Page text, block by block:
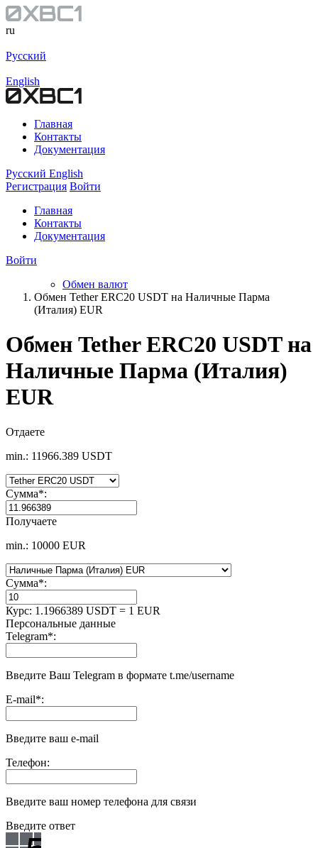
ru
Русский
English
Главная
Контакты
Документация
Русский English
Регистрация Войти
Главная
Контакты
Документация
Войти
Обмен валют
Обмен Tether ERC20 USDT на Наличные Парма
(Италия) EUR
Обмен Tether ERC20 USDT на
Наличные Парма (Италия)
EUR
Отдаете
min.: 11966.389 USDT
Сумма*:
Получаете
min.: 10000 EUR
Сумма*:
Курс: 1.1966389 USDT = 1 EUR
Персональные данные
Telegram*:
Введите Ваш Telegram в формате t.me/username
E-mail*:
Введите ваш e-mail
Телефон:
Введите ваш номер телефона для связи
Введите ответ